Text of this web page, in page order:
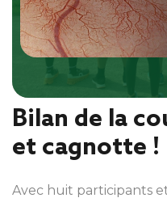
Bilan de la
et cagnotte !
Avec huit participants